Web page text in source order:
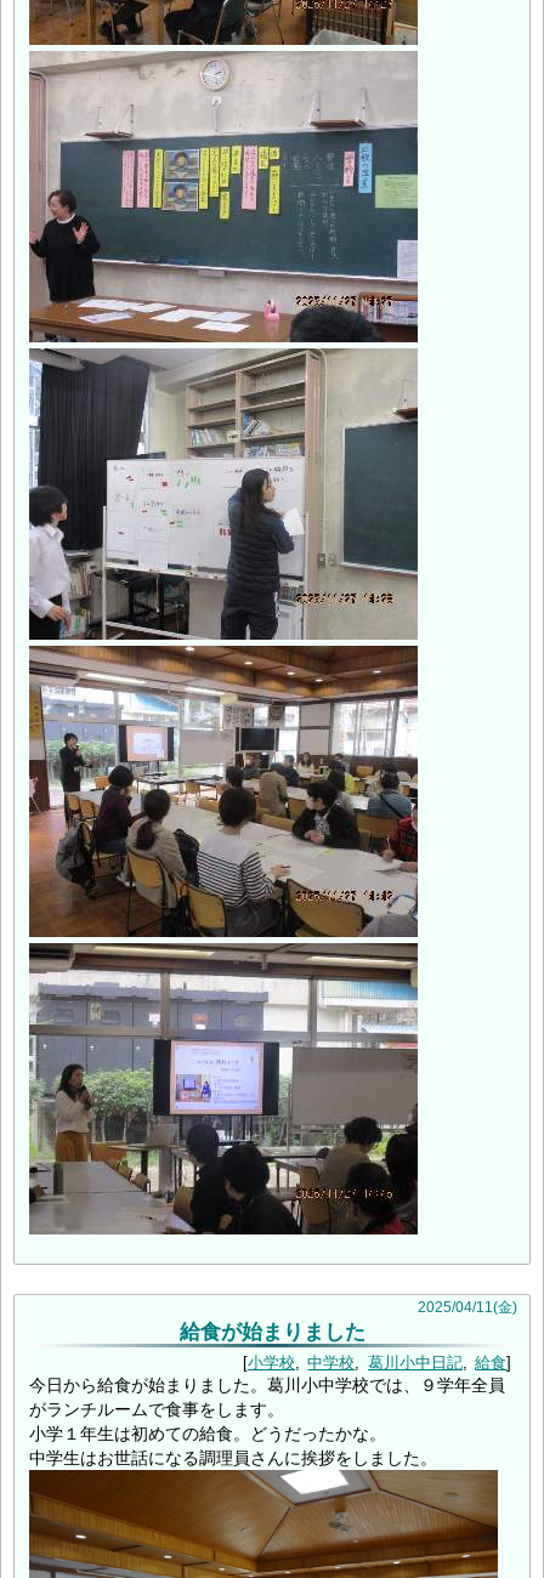
2025/04/11(金)
給食が始まりました
小学校 中学校 葛川小中日記 給食
今日から給食が始まりました。葛川小中学校では、９学年全員
がランチルームで食事をします。
小学１年生は初めての給食。どうだったかな。
中学生はお世話になる調理員さんに挨拶をしました。